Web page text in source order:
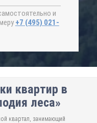
и
+7 (495) 021-
квартир в
леса»
квартал, занимающий